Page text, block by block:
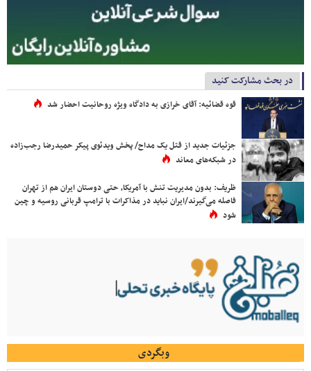
در بحث مشارکت کنید
قوه قضائیه: آقای خرازی به دادگاه ویژه روحانیت احضار شد
جزئیات جدید از قتل یک مداح/ پخش ویدئوی پیکر حمیدرضا رجب‌زاده
در شبکه‌های معاند
ظریف: بدون مدیریت تنش با آمریکا، حتی دوستان ایران هم از تهران
فاصله می‌گیرند/ایران نباید در مذاکرات با ترامپ قربانی روسیه و چین
شود
وبگردی